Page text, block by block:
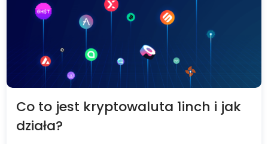
Co to jest kryptowaluta 1inch i jak
działa?